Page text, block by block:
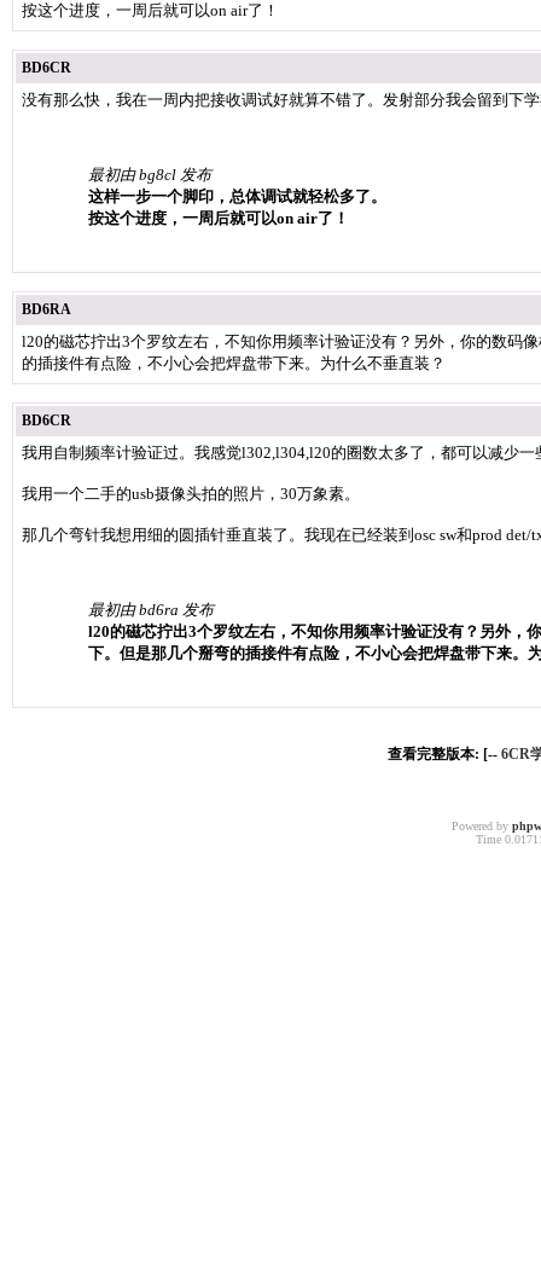
按这个进度，一周后就可以on air了！
BD6CR
没有那么快，我在一周内把接收调试好就算不错了。发射部分我会留到下
最初由 bg8cl 发布
这样一步一个脚印，总体调试就轻松多了。
按这个进度，一周后就可以on air了！
BD6RA
l20的磁芯拧出3个罗纹左右，不知你用频率计验证没有？另外，你的数码
的插接件有点险，不小心会把焊盘带下来。为什么不垂直装？
BD6CR
我用自制频率计验证过。我感觉l302,l304,l20的圈数太多了，都可以减少
我用一个二手的usb摄像头拍的照片，30万象素。
那几个弯针我想用细的圆插针垂直装了。我现在已经装到osc sw和prod det/
最初由 bd6ra 发布
l20的磁芯拧出3个罗纹左右，不知你用频率计验证没有？另外，
下。但是那几个掰弯的插接件有点险，不小心会把焊盘带下来。
查看完整版本: [-- 6CR
Powered by
Time